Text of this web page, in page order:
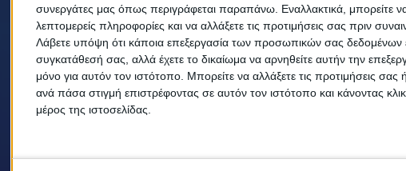
συνεργάτες μας όπως περιγράφεται παραπάνω. Εναλλακτικά, μπορείτε
λεπτομερείς πληροφορίες και να αλλάξετε τις προτιμήσεις σας πριν
Λάβετε υπόψη ότι κάποια επεξεργασία των προσωπικών σας δεδομένων
συγκατάθεσή σας, αλλά έχετε το δικαίωμα να αρνηθείτε αυτήν την
μόνο για αυτόν τον ιστότοπο. Μπορείτε να αλλάξετε τις προτιμήσεις
ανά πάσα στιγμή επιστρέφοντας σε αυτόν τον ιστότοπο και κάνοντας
μέρος της ιστοσελίδας.